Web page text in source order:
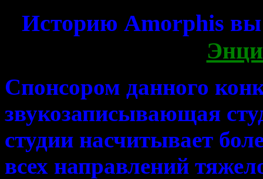
Историю Amorphis вы
Спонсором данного
звукозаписывающая
студии насчитывает
всех направлений